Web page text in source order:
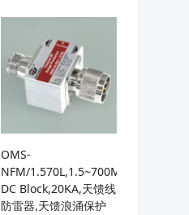
现真正“软”启动,防止空
开跳闸，特别适用频繁
启动场景
OMS-
NFM/1.570L,1.5~700MHz,
DC Block,20KA,天馈线
防雷器,天馈浪涌保护